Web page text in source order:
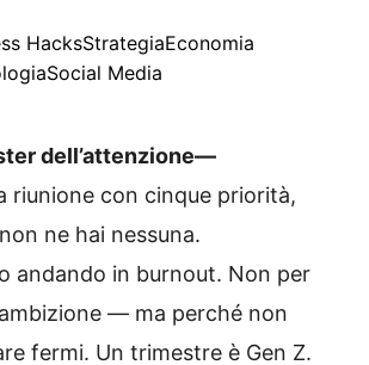
HacksStrategiaEconomia
Social Media
dell’attenzione—
riunione con cinque priorità,
ne hai nessuna.
andando in burnout. Non per
— ma perché non
fermi. Un trimestre è Gen Z.